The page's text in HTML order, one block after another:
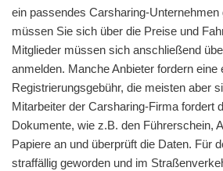
ein passendes Carsharing-Unternehmen
müssen Sie sich über die Preise und
Mitglieder müssen sich anschließend
anmelden. Manche Anbieter fordern eine
Registrierungsgebühr, die meisten aber
Mitarbeiter der Carsharing-Firma fordert
Dokumente, wie z.B. den Führerschein,
Papiere an und überprüft die Daten. Für
straffällig geworden und im